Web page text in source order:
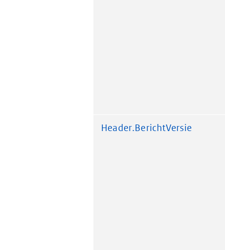
Header.BerichtVersie